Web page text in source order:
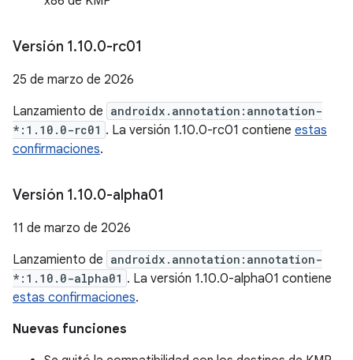
Versión 1.10.0-rc01
25 de marzo de 2026
Lanzamiento de androidx.annotation:annotation-
*:1.10.0-rc01 . La versión 1.10.0-rc01 contiene estas
confirmaciones.
Versión 1.10.0-alpha01
11 de marzo de 2026
Lanzamiento de androidx.annotation:annotation-
*:1.10.0-alpha01 . La versión 1.10.0-alpha01 contiene
estas confirmaciones.
Nuevas funciones